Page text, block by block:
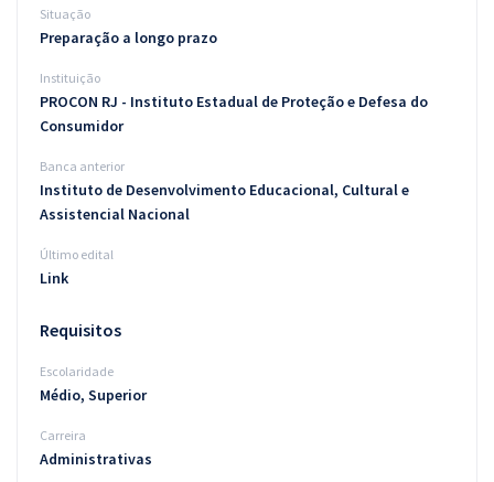
Blog
Aprovados
Situação
Preparação a longo prazo
Instituição
PROCON RJ - Instituto Estadual de Proteção e Defesa do
Consumidor
Banca anterior
Instituto de Desenvolvimento Educacional, Cultural e
Assistencial Nacional
Último edital
Link
Requisitos
Escolaridade
Médio, Superior
Carreira
Administrativas